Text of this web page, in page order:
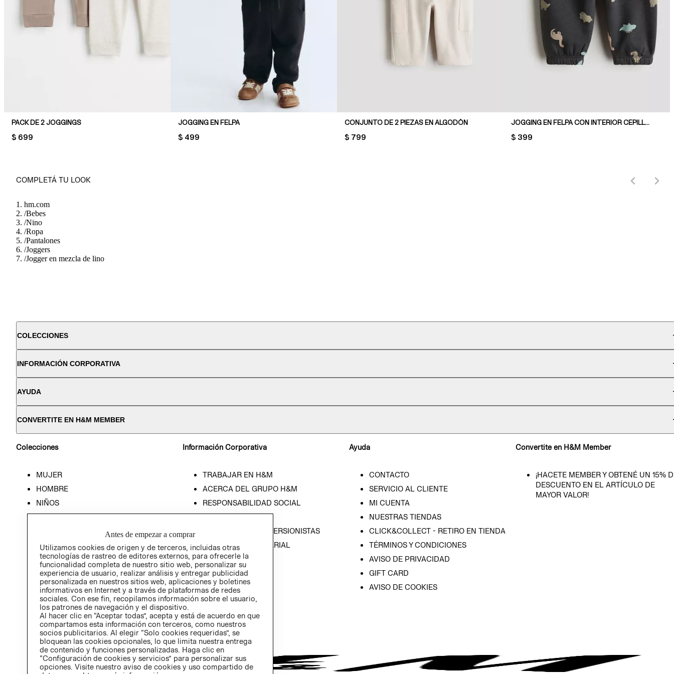
PACK DE 2 JOGGINGS
PRICE:
$ 699
JOGGING EN FELPA
PRICE:
$ 499
CONJUNTO DE 2 PIEZAS EN ALGODÓN
PRICE:
$ 799
JOGGING EN FELPA CON INTERIOR CEPILLADO
PRICE:
$ 399
COMPLETÁ TU LOOK
hm.com
/Bebes
/Nino
/Ropa
/Pantalones
/Joggers
/Jogger en mezcla de lino
COLECCIONES
INFORMACIÓN CORPORATIVA
AYUDA
CONVERTITE EN H&M MEMBER
Colecciones
MUJER
HOMBRE
NIÑOS
HOME
Información Corporativa
TRABAJAR EN H&M
ACERCA DEL GRUPO H&M
RESPONSABILIDAD SOCIAL
PRENSA
RELACIÓN CON INVERSIONISTAS
POLÍTICA EMPRESARIAL
Ayuda
CONTACTO
SERVICIO AL CLIENTE
MI CUENTA
NUESTRAS TIENDAS
CLICK&COLLECT - RETIRO EN TIENDA
TÉRMINOS Y CONDICIONES
AVISO DE PRIVACIDAD
GIFT CARD
AVISO DE COOKIES
Convertite en H&M Member
¡HACETE MEMBER Y OBTENÉ UN 15%
DESCUENTO EN EL ARTÍCULO DE
MAYOR VALOR!
Antes de empezar a comprar
Utilizamos cookies de origen y de terceros, incluidas otras
tecnologías de rastreo de editores externos, para ofrecerle la
funcionalidad completa de nuestro sitio web, personalizar su
experiencia de usuario, realizar análisis y entregar publicidad
personalizada en nuestros sitios web, aplicaciones y boletines
informativos en Internet y a través de plataformas de redes
sociales. Con ese fin, recopilamos información sobre el usuario,
los patrones de navegación y el dispositivo.
Al hacer clic en “Aceptar todas”, acepta y está de acuerdo en que
compartamos esta información con terceros, como nuestros
socios publicitarios. Al elegir “Solo cookies requeridas”, se
bloquean las cookies opcionales, lo que limita nuestra entrega
de contenido y funciones personalizadas. Haga clic en
“Configuración de cookies y servicios” para personalizar sus
opciones. Visite nuestro aviso de cookies y uso compartido de